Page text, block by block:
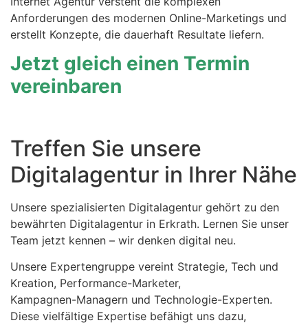
Anforderungen des modernen Online-Marketings und
erstellt Konzepte, die dauerhaft Resultate liefern.
Jetzt gleich einen Termin
vereinbaren
Treffen Sie unsere
Digitalagentur in Ihrer Nähe
Unsere spezialisierten Digitalagentur gehört zu den
bewährten Digitalagentur in Erkrath. Lernen Sie unser
Team jetzt kennen – wir denken digital neu.
Unsere Expertengruppe vereint Strategie, Tech und
Kreation, Performance-Marketer,
Kampagnen-Managern und Technologie-Experten.
Diese vielfältige Expertise befähigt uns dazu,